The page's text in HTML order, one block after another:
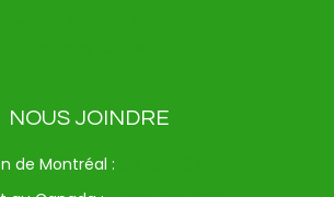
NOUS JOINDRE
de Montréal :